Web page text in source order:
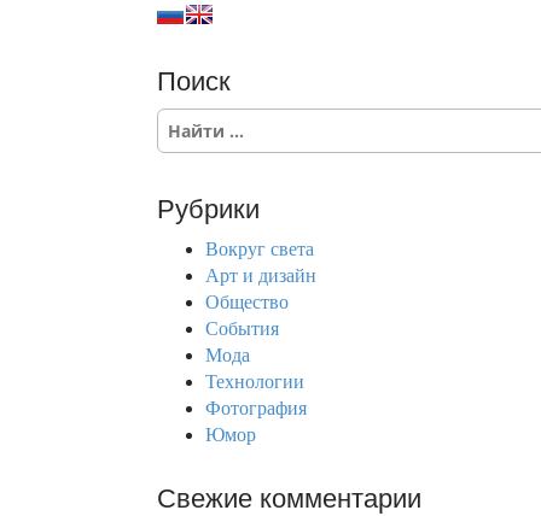
Поиск
S
e
c
Рубрики
Вокруг света
Арт и дизайн
Общество
События
Мода
Технологии
Фотография
Юмор
Свежие комментарии